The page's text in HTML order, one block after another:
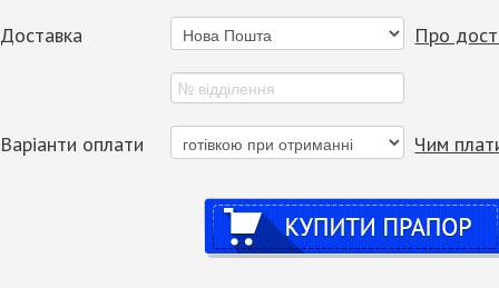
Доставка Про
Варіанти оплати Чим
Купити